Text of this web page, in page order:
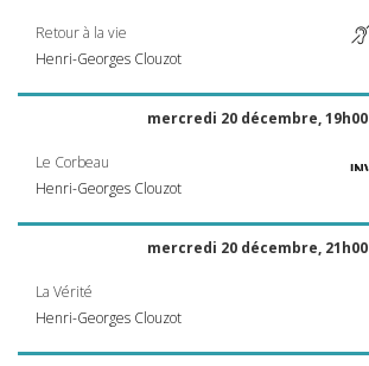
Retour à la vie
Henri-Georges Clouzot
mercredi 20 décembre, 19h00
Le Corbeau
Henri-Georges Clouzot
mercredi 20 décembre, 21h00
La Vérité
Henri-Georges Clouzot